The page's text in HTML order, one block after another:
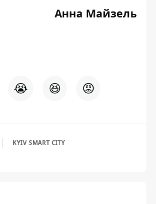
Анна Майзель
😭 😆 😡
KYIV SMART CITY